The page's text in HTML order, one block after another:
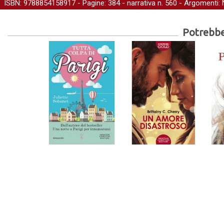
ISBN: 9788854158917 - Pagine: 384 - narrativa n. 560 - Argomenti: